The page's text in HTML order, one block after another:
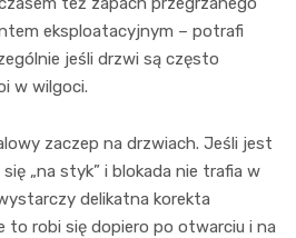
eksploatacyjnym – potrafi
jeśli drzwi są często
w wilgoci.
zaczep na drzwiach. Jeśli jest
„na styk” i blokada nie trafia w
delikatna korekta
to robi się dopiero po otwarciu i na